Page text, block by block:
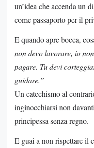
un’idea che accenda un
come passaporto per il
E quando apre bocca,
non devo lavorare, io
pagare. Tu devi
guidare.”
Un catechismo al
inginocchiarsi non
principessa senza regno.
E guai a non rispettare il